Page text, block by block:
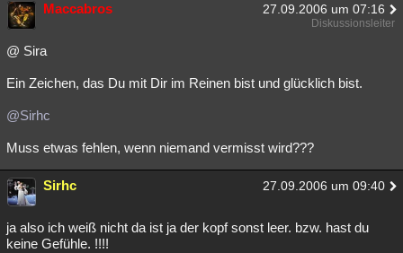
Maccabros 27.09.2006 um 07:16
Diskussionsleiter
@ Sira
Ein Zeichen, das Du mit Dir im Reinen bist und glücklich bist.
@Sirhc
Muss etwas fehlen, wenn niemand vermisst wird???
Sirhc 27.09.2006 um 09:40
ja also ich weiß nicht da ist ja der kopf sonst leer. bzw. hast du
keine Gefühle. !!!!